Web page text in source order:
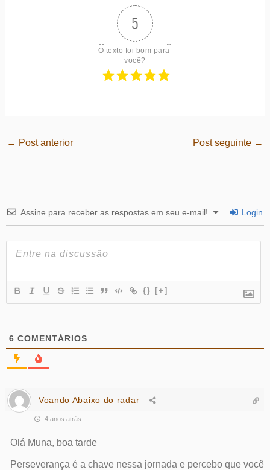
5
O texto foi bom para
você?
← Post anterior Post seguinte →
Assine para receber as respostas em seu e-mail! Login
{} [+]
6 COMENTÁRIOS
Voando Abaixo do radar
4 anos atrás
Olá Muna, boa tarde
Perseverança é a chave nessa jornada e percebo que você